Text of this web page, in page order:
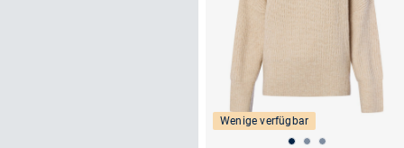
Wenige verfügbar